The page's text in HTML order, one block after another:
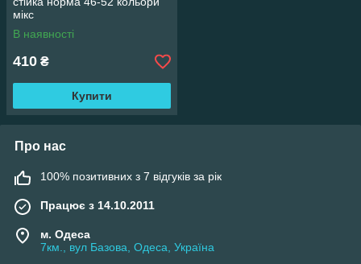
мікс
В наявності
410 ₴
Купити
Про нас
100% позитивних з 7 відгуків за рік
Працює з 14.10.2011
м. Одеса
7км., вул Базова, Одеса, Україна